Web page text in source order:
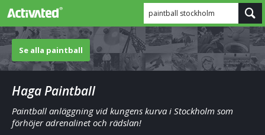
paintball stockholm
Se alla paintball
Haga Paintball
Paintball anläggning vid kungens kurva i Stockholm som
förhöjer adrenalinet och rädslan!